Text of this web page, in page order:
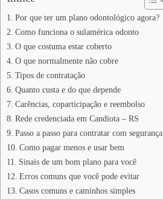
Por que ter um plano odontológico agora?
Como funciona o sulamérica odonto
O que costuma estar coberto
O que normalmente não cobre
Tipos de contratação
Quanto custa e do que depende
Carências, coparticipação e reembolso
Rede credenciada em Candiota – RS
Passo a passo para contratar com segurança
Como pagar menos e usar bem
Sinais de um bom plano para você
Erros comuns que você pode evitar
Casos comuns e caminhos simples